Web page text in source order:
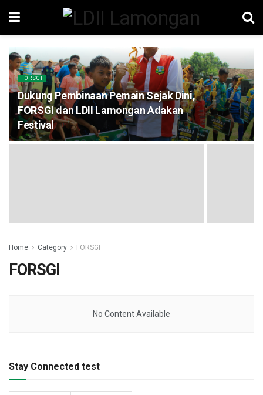
FORSGI
Dukung Pembinaan Pemain Sejak Dini,
FORSGI dan LDII Lamongan Adakan
Festival
Home Category FORSGI
FORSGI
No Content Available
Stay Connected test